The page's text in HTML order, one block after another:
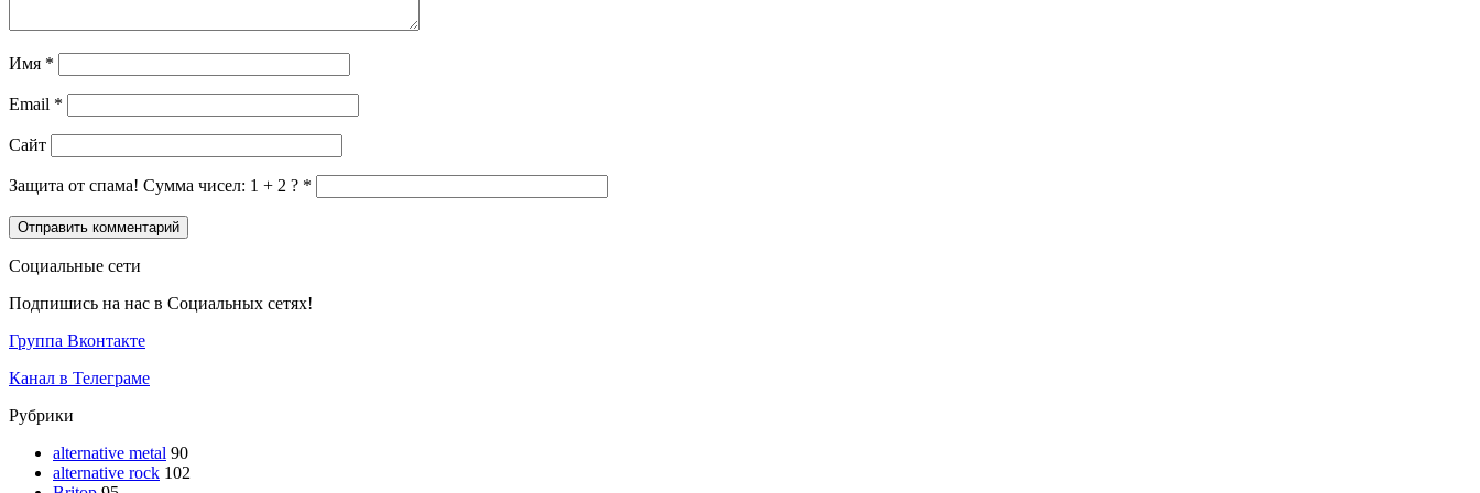
Имя *
Email *
Сайт
Защита от спама! Сумма чисел: 1 + 2 ? *
Социальные сети
Подпишись на нас в Социальных сетях!
Группа Вконтакте
Канал в Телеграме
Рубрики
alternative metal 90
alternative rock 102